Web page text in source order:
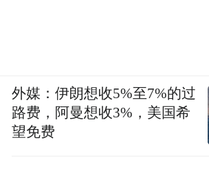
外媒：伊朗想收5%至7%的过
路费，阿曼想收3%，美国希
望免费